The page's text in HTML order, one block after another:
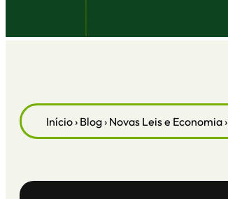
Início› Blog› Novas Leis e Economia›